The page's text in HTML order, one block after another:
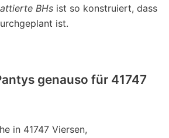
BHs ist so konstruiert, dass
ist.
genauso für 41747
in 41747 Viersen,